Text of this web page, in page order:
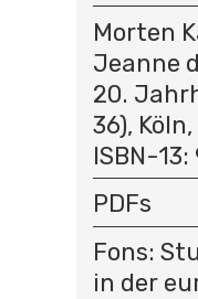
Morten
Jeanne
20.
36),
ISBN-
PDFs
Fons:
in der